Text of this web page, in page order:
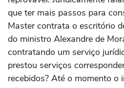
que ter mais passos para
Master contrata o escritório
do ministro Alexandre de
contratando um serviço
prestou serviços
recebidos? Até o momento o